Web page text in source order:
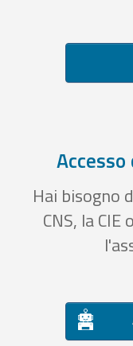
Accesso
Hai bisogno
CNS, la